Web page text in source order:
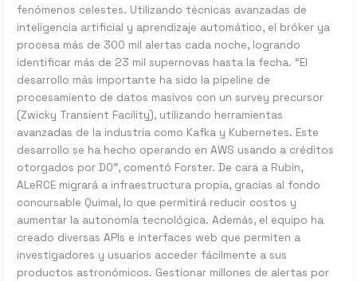
fenómenos celestes. Utilizando técnicas avanzadas de
inteligencia artificial y aprendizaje automático, el bróker ya
procesa más de 300 mil alertas cada noche, logrando
identificar más de 23 mil supernovas hasta la fecha. “El
desarrollo más importante ha sido la pipeline de
procesamiento de datos masivos con un survey precursor
(Zwicky Transient Facility), utilizando herramientas
avanzadas de la industria como Kafka y Kubernetes. Este
desarrollo se ha hecho operando en AWS usando a créditos
otorgados por DO”, comentó Forster. De cara a Rubin,
ALeRCE migrará a infraestructura propia, gracias al fondo
concursable Quimal, lo que permitirá reducir costos y
aumentar la autonomía tecnológica. Además, el equipo ha
creado diversas APIs e interfaces web que permiten a
investigadores y usuarios acceder fácilmente a sus
productos astronómicos. Gestionar millones de alertas por